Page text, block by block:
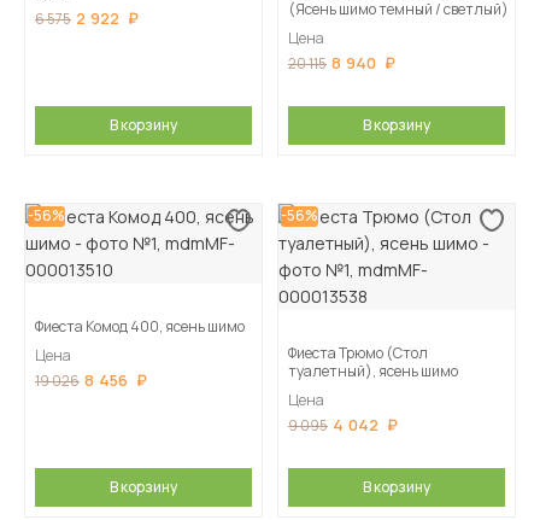
6 575 2 922
В корзину
(Ясень шимо темный / светлый)
Цена
20 115 8 940
В корзину
-56%
Фиеста Комод 400, ясень шимо
Цена
19 026 8 456
В корзину
-56%
Фиеста Трюмо (Стол
туалетный), ясень шимо
Цена
9 095 4 042
В корзину